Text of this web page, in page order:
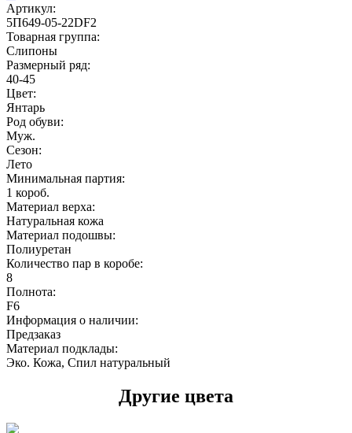
Артикул:
5П649-05-22DF2
Товарная группа:
Слипоны
Размерный ряд:
40-45
Цвет:
Янтарь
Род обуви:
Муж.
Сезон:
Лето
Минимальная партия:
1 короб.
Материал верха:
Натуральная кожа
Материал подошвы:
Полиуретан
Количество пар в коробе:
8
Полнота:
F6
Информация о наличии:
Предзаказ
Материал подклады:
Эко. Кожа, Спил натуральный
Другие цвета